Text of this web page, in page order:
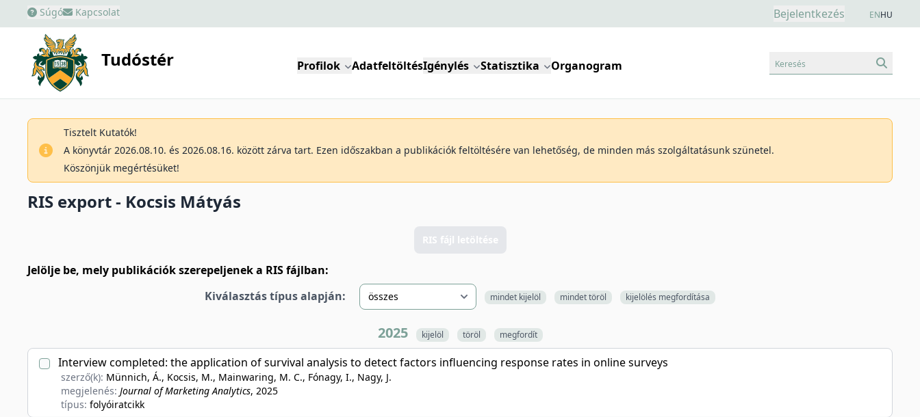
Súgó Kapcsolat Bejelentkezés ENHU
Tudóstér Profilok AdatfeltöltésIgénylés Statisztika Organogram Keresés
Tisztelt Kutatók!
A könyvtár 2026.08.10. és 2026.08.16. között zárva tart. Ezen időszakban a publikációk feltöltésére van lehetőség, de minden más szolgáltatásunk szünetel.
Köszönjük megértésüket!
RIS export - Kocsis Mátyás
RIS fájl letöltése
Jelölje be, mely publikációk szerepeljenek a RIS fájlban:
Kiválasztás típus alapján:
mindet kijelöl mindet töröl kijelölés megfordítása
2025 kijelöl töröl megfordít
Interview completed: the application of survival analysis to detect factors influencing response rates in online surveys
szerző(k): Münnich, Á., Kocsis, M., Mainwaring, M. C., Fónagy, I., Nagy, J.
megjelenés: Journal of Marketing Analytics, 2025
típus: folyóiratcikk